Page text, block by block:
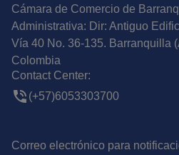
Cámara de Comercio de
Administrativa: Dir: Antiguo
Vía 40 No. 36-135. Barranquilla
Colombia
Contact Center:
(+57)6053303700
Correo electrónico para